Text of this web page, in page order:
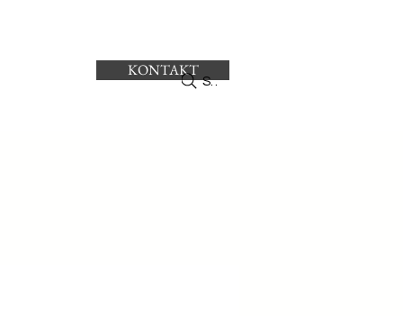
KONTAKT
Search